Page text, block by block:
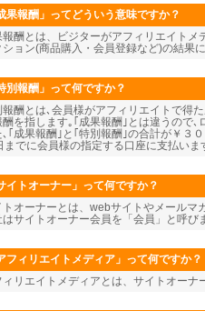
果報酬」ってどういう意味ですか？
報酬とは、ビジターがアフィリエイト
ション(商品購入・会員登録など)の結果
別報酬」って何ですか？
報酬とは､会員様がアフィリエイトで得
酬を指します｡｢成果報酬｣とは違うので
､｢成果報酬｣と｢特別報酬｣の合計が￥３
までに会員様の指定する口座に支払いま
イトオーナー」って何ですか？
トオーナーとは、webサイトやメールマ
はサイトオーナー会員を「会員」と呼び
フィリエイトメディア」って何ですか？
ィリエイトメディアとは、サイトオーナ